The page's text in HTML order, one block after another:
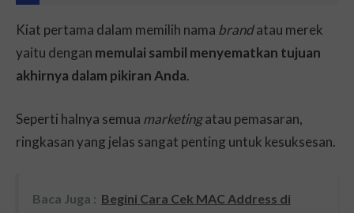
Kiat pertama dalam memilih nama brandatau merek
yaitu dengan memulai sambil menyematkan tujuan
akhirnya dalam pikiran Anda.
Seperti halnya semua marketingatau pemasaran,
ringkasan yang jelas sangat penting untuk kesuksesan.
Baca Juga : Begini Cara Cek MAC Address di